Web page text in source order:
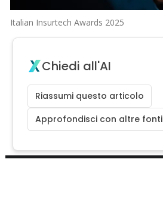
Italian Insurtech Awards 2025
Chiedi all'AI
Riassumi questo articolo
Approfondisci con altre fonti